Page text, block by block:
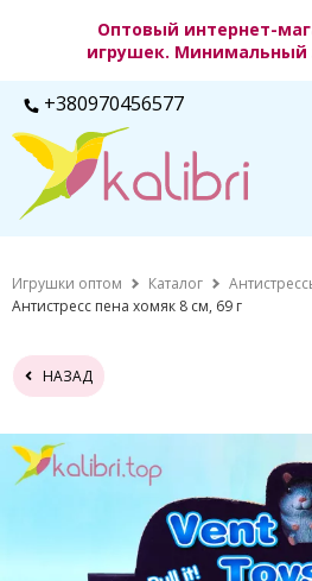
Оптовый интернет-
игрушек. Минимальный
+380970456577
Игрушки оптом Каталог
Антистресс пена хомяк 8 см, 69 г
НАЗАД